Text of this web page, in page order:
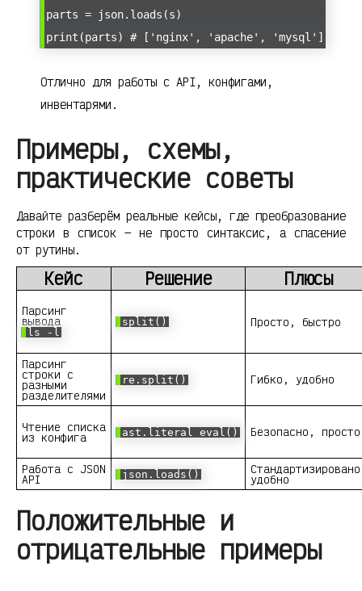
parts = json.loads(s)
print(parts) # ['nginx', 'apache', 'mysql']
Отлично для работы с API, конфигами,
инвентарями.
Примеры, схемы,
практические советы
Давайте разберём реальные кейсы, где преобразование
строки в список — не просто синтаксис, а спасение
от рутины.
Кейс Решение Плюсы
Парсинг
вывода
ls -l
split() Просто, быстро
Парсинг
строки с
разными
разделителями
re.split() Гибко, удобно
Чтение списка
из конфига ast.literal_eval() Безопасно, просто
Работа с JSON
API json.loads() удобно
Положительные и
отрицательные примеры